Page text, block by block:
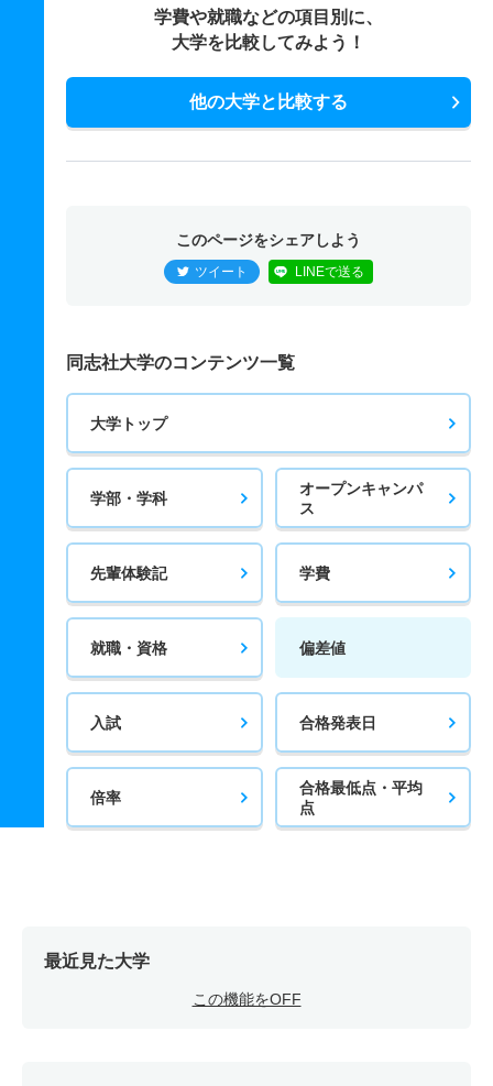
学費や就職などの項目別に、
大学を比較してみよう！
他の大学と比較する
このページをシェアしよう
ツイート LINEで送る
同志社大学のコンテンツ一覧
大学トップ
学部・学科
オープンキャンパ
ス
先輩体験記 学費
就職・資格 偏差値
入試 合格発表日
倍率
合格最低点・平均
点
最近見た大学
この機能をOFF